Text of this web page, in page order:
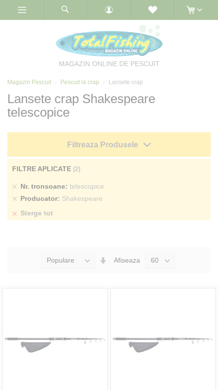
MAGAZIN ONLINE DE PESCUIT
Magazin Pescuit Pescuit la crap Lansete crap
Lansete crap Shakespeare
telescopice
Seteaza
Afiseaza
Filtreaza Produsele
FILTRE APLICATE
Nr. tronsoane telescopice
Sterge
produs
Producator Shakespeare
Sterge
Sterge tot